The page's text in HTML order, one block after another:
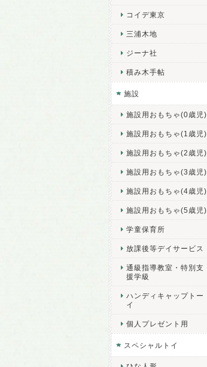
コイデ東京
三浦木地
ジーナ社
積み木手帖
施設
施設用おもちゃ(0歳児)
施設用おもちゃ(1歳児)
施設用おもちゃ(2歳児)
施設用おもちゃ(3歳児)
施設用おもちゃ(4歳児)
施設用おもちゃ(5歳児)
学童保育所
放課後等デイサービス
通級指導教室・特別支
援学級
ハンディキャップトー
イ
個人プレゼント用
スペシャルトイ